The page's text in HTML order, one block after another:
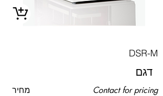
DSR-M
דגם
מחיר Contact for pricing